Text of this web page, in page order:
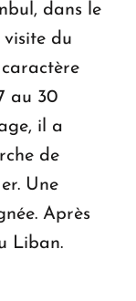
dans le
du
au 30
il a
de
Une
Après
Liban.